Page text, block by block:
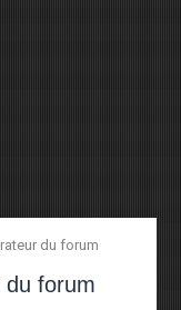
du forum
du forum